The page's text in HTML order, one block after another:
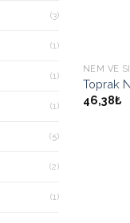
(3)
(1)
(1)
(1)
(5)
(2)
(1)
NEM VE
Toprak
46,38₺